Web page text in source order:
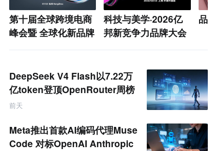
第十届全球跨境电商
峰会暨 全球化新品牌
科技与美学·2026亿
邦新竞争力品牌大会
品
DeepSeek V4 Flash以7.22万
亿token登顶OpenRouter周榜
前天
Meta推出首款AI编码代理Muse
Code 对标OpenAI Anthropic